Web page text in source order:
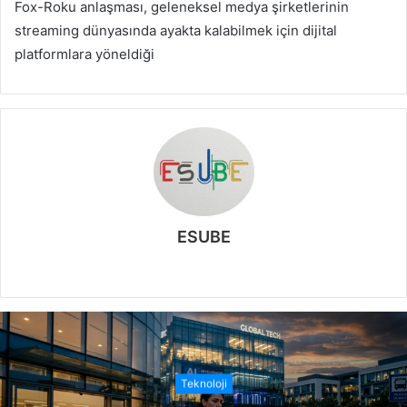
Fox-Roku anlaşması, geleneksel medya şirketlerinin
streaming dünyasında ayakta kalabilmek için dijital
platformlara yöneldiği
ESUBE
b
s
i
t
e
Teknoloji